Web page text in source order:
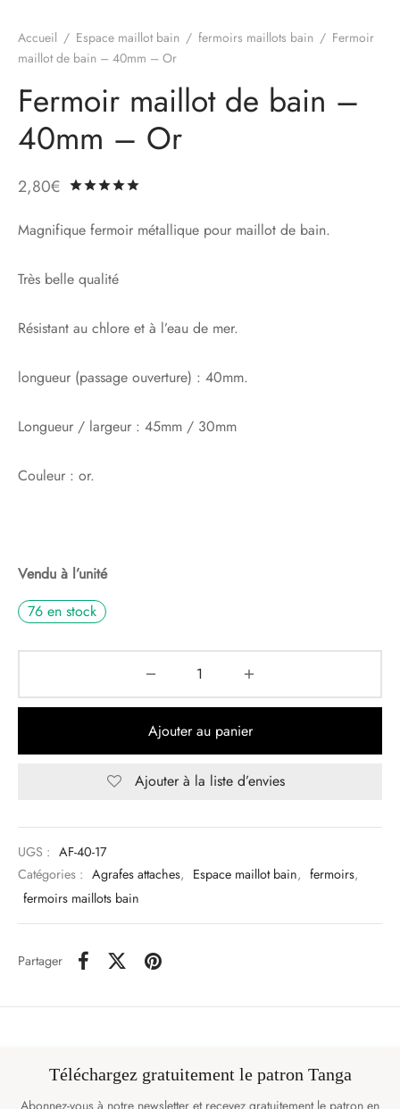
Accueil / Espace maillot bain / fermoirs maillots bain / Fermoir
maillot de bain – 40mm – Or
Fermoir maillot de bain –
40mm – Or
2,80€
Magnifique fermoir métallique pour maillot de bain.
Très belle qualité
Résistant au chlore et à l’eau de mer.
longueur (passage ouverture) : 40mm.
Longueur / largeur : 45mm / 30mm
Couleur : or.
Vendu à l’unité
76 en stock
Ajouter au panier
Ajouter à la liste d’envies
UGS : AF-40-17
Catégories : Agrafes attaches, Espace maillot bain, fermoirs,
fermoirs maillots bain
Partager
Téléchargez gratuitement le patron Tanga